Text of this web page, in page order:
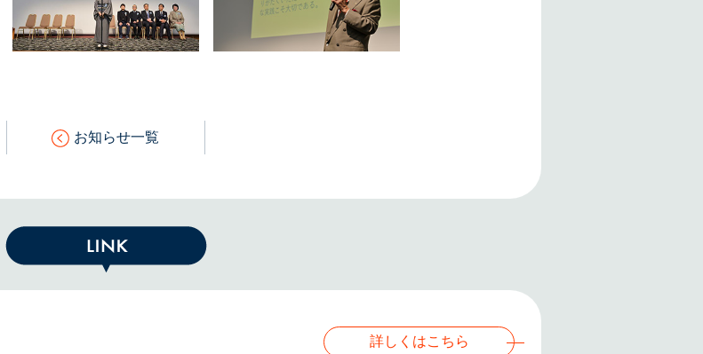
お知らせ一覧
詳しくはこちら